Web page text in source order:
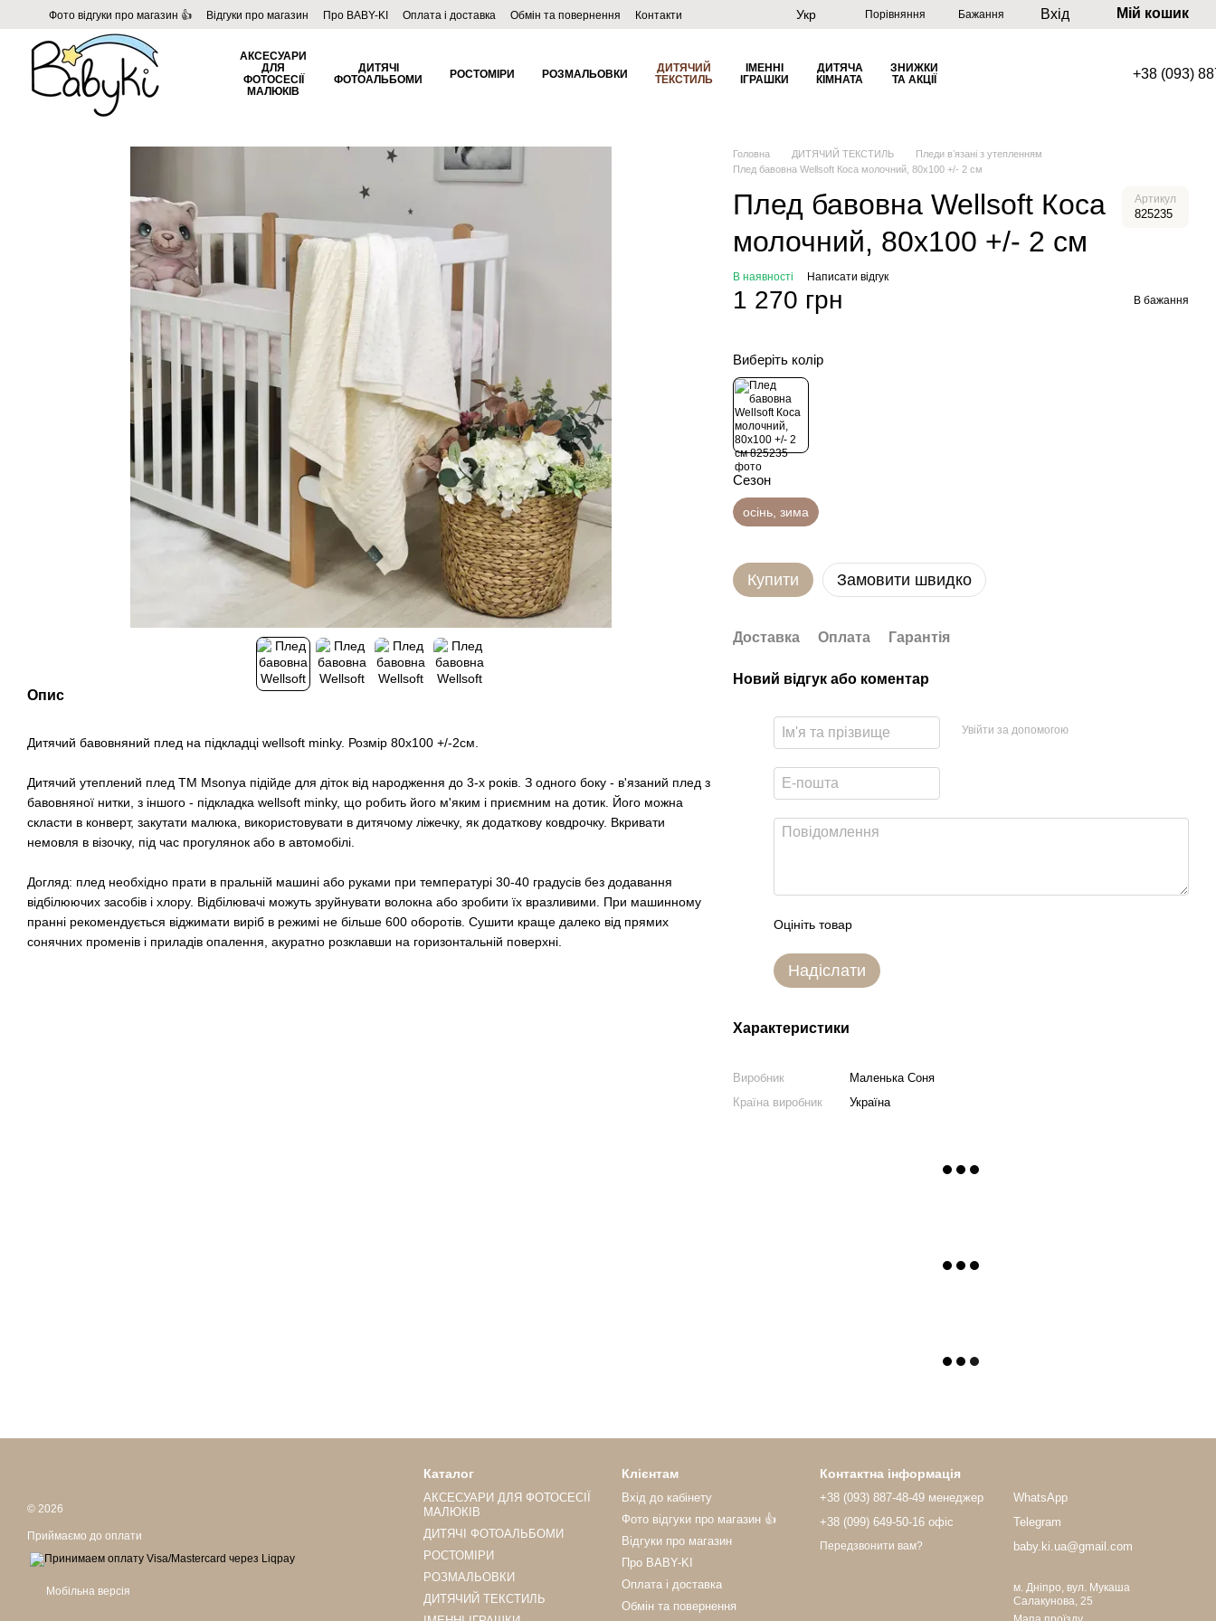
Перейти до основного контенту
Фото відгуки про магазин 👍 Відгуки про магазин Про BABY-KI Оплата і доставка Обмін та повернення
Контакти
Угода користувача
Договір публічної оферти Блог
Укр Порівняння Бажання Вхід Мій кошик
АКСЕСУАРИ
ДЛЯ
ФОТОСЕСІЇ
МАЛЮКІВ
ДИТЯЧІ
ФОТОАЛЬБОМИ
РОСТОМІРИ РОЗМАЛЬОВКИ
ДИТЯЧИЙ
ТЕКСТИЛЬ
ІМЕННІ
ІГРАШКИ
ДИТЯЧА
КІМНАТА
ЗНИЖКИ
ТА АКЦІЇ
+38 (093)
Опис
Дитячий бавовняний плед на підкладці wellsoft minky. Розмір 80х100 +/-2см.
Дитячий утеплений плед TM Msonya підійде для діток від народження до 3-х років. З одного боку - в'язаний плед з
бавовняної нитки, з іншого - підкладка wellsoft minky, що робить його м'яким і приємним на дотик. Його можна
скласти в конверт, закутати малюка, використовувати в дитячому ліжечку, як додаткову ковдрочку. Вкривати
немовля в візочку, під час прогулянок або в автомобілі.
Догляд: плед необхідно прати в пральній машині або руками при температурі 30-40 градусів без додавання
відбілюючих засобів і хлору. Відбілювачі можуть зруйнувати волокна або зробити їх вразливими. При машинному
пранні рекомендується віджимати виріб в режимі не більше 600 оборотів. Сушити краще далеко від прямих
сонячних променів і приладів опалення, акуратно розклавши на горизонтальній поверхні.
Головна ДИТЯЧИЙ ТЕКСТИЛЬ
Пледи вʼязані з утепленням
Плед бавовна Wellsoft Коса молочний, 80х100 +/- 2 см
Плед бавовна Wellsoft Коса
молочний, 80х100 +/- 2 см
Артикул
825235
В наявності Написати відгук
1 270 грн В бажання
Виберіть колір
Сезон
осінь, зима
Купити Замовити швидко
Доставка Оплата Гарантія
Новий відгук або коментар
Увійти за допомогою
Оцініть товар
Надіслати
Характеристики
Виробник
Маленька Соня
Країна виробник
Україна
© 2026
Приймаємо до оплати
Мобільна версія
Каталог
АКСЕСУАРИ ДЛЯ ФОТОСЕСІЇ
МАЛЮКІВ
ДИТЯЧІ ФОТОАЛЬБОМИ
РОСТОМІРИ
РОЗМАЛЬОВКИ
ДИТЯЧИЙ ТЕКСТИЛЬ
Клієнтам
Вхід до кабінету
Фото відгуки про магазин 👍
Відгуки про магазин
Про BABY-KI
Оплата і доставка
Обмін та повернення
Контактна інформація
+38 (093) 887-48-49 менеджер
+38 (099) 649-50-16 офіс
Передзвонити вам?
WhatsApp
Telegram
baby.ki.ua@gmail.com
м. Дніпро, вул. Мукаша
Салакунова, 25